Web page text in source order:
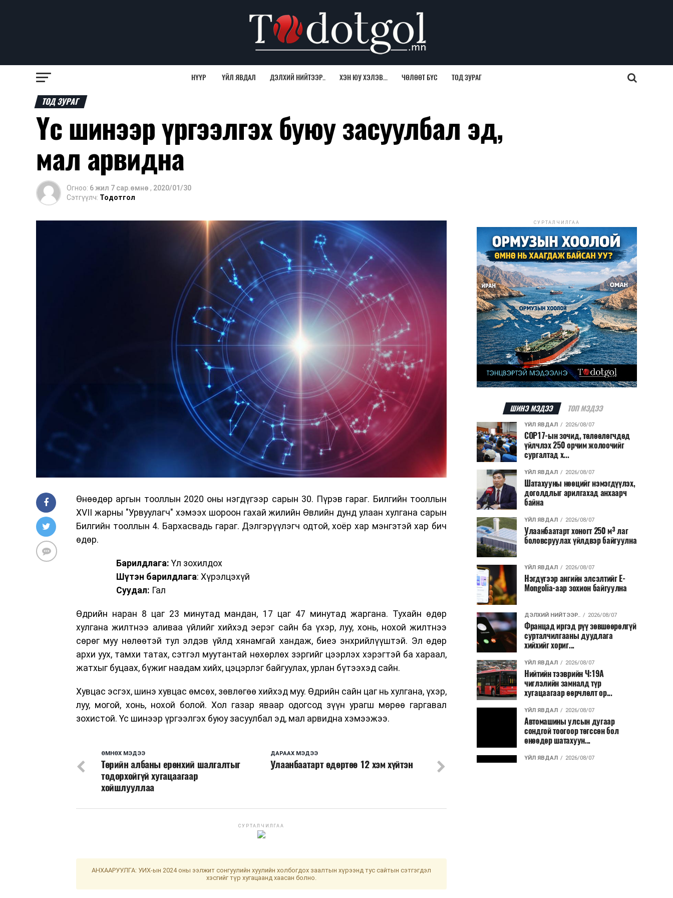
НҮҮР ҮЙЛ ЯВДАЛ ДЭЛХИЙ НИЙТЭЭР.. ХЭН ЮУ ХЭЛЭВ... ЧӨЛӨӨТ БҮС ТОД ЗУРАГ
ТОД ЗУРАГ
Үс шинээр үргээлгэх буюу засуулбал эд,
мал арвидна
Огноо: 6 жил 7 сар.өмнө , 2020/01/30
Сэтгүүлч: Тодотгол
Өнөөдөр аргын тооллын 2020 оны нэгдүгээр сарын 30. Пүрэв гараг. Билгийн тооллын
XVII жарны "Урвуулагч" хэмээх шороон гахай жилийн Өвлийн дунд улаан хулгана сарын
Билгийн тооллын 4. Бархасвадь гараг. Дэлгэрүүлэгч одтой, хоёр хар мэнгэтэй хар бич
өдөр.
Барилдлага:Үл зохилдох
Шүтэн барилдлага: Хүрэлцэхүй
Суудал: Гал
Өдрийн наран 8 цаг 23 минутад мандан, 17 цаг 47 минутад жаргана. Тухайн өдөр
хулгана жилтнээ аливаа үйлийг хийхэд эерэг сайн ба үхэр, луу, хонь, нохой жилтнээ
сөрөг муу нөлөөтэй тул элдэв үйлд хянамгай хандаж, биеэ энхрийлүүштэй. Эл өдөр
архи уух, тамхи татах, сэтгэл муутантай нөхөрлөх зэргийг цээрлэх хэрэгтэй ба хараал,
жатхыг буцаах, бүжиг наадам хийх, цэцэрлэг байгуулах, урлан бүтээхэд сайн.
Хувцас эсгэх, шинэ хувцас өмсөх, зөвлөгөө хийхэд муу. Өдрийн сайн цаг нь хулгана, үхэр,
луу, могой, хонь, нохой болой. Хол газар яваар одогсод зүүн урагш мөрөө гаргавал
зохистой. Үс шинээр үргээлгэх буюу засуулбал эд, мал арвидна хэмээжээ.
ДАРААХ МЭДЭЭ
Улаанбаатарт өдөртөө 12 хэм хүйтэн
ӨМНӨХ МЭДЭЭ
Төрийн албаны ерөнхий шалгалтыг
тодорхойгүй хугацаагаар
хойшлууллаа
СУРТАЛЧИЛГАА
АНХААРУУЛГА: УИХ-ын 2024 оны ээлжит сонгуулийн хуулийн холбогдох заалтын хүрээнд тус сайтын сэтгэгдэл
хэсгийг түр хугацаанд хаасан болно.
СУРТАЛЧИЛГАА
ШИНЭ МЭДЭЭ ТОП МЭДЭЭ
ҮЙЛ ЯВДАЛ 2026/08/07
COP17-ын зочид, төлөөлөгчдөд
үйлчлэх 250 орчим жолоочийг
сургалтад х...
ҮЙЛ ЯВДАЛ 2026/08/07
Шатахууны нөөцийг нэмэгдүүлэх,
доголдлыг арилгахад анхаарч
байна
ҮЙЛ ЯВДАЛ 2026/08/07
Улаанбаатарт хоногт 250 м³ лаг
боловсруулах үйлдвэр байгуулна
ҮЙЛ ЯВДАЛ 2026/08/07
Нэгдүгээр ангийн элсэлтийг E-
Mongolia-аар зохион байгуулна
ДЭЛХИЙ НИЙТЭЭР.. 2026/08/07
Францад иргэд рүү зөвшөөрөлгүй
сурталчилгааны дуудлага
хийхийг хориг...
ҮЙЛ ЯВДАЛ 2026/08/07
Нийтийн тээврийн Ч:19А
чиглэлийн замналд түр
хугацаагаар өөрчлөлт ор...
ҮЙЛ ЯВДАЛ 2026/08/07
Автомашины улсын дугаар
сондгой тоогоор төгссөн бол
өнөөдөр шатахуун...
ҮЙЛ ЯВДАЛ 2026/08/07